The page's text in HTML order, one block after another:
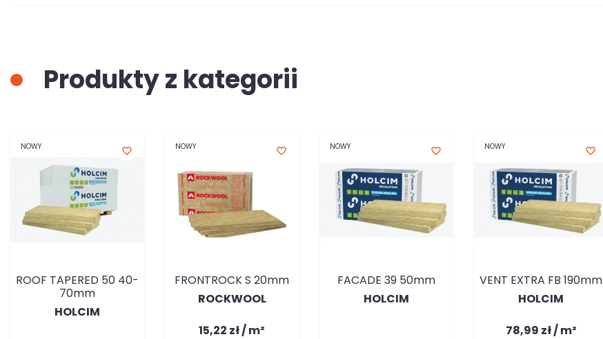
Produkty z kategorii
NOWY favorite_border
ROOF TAPERED 50 40-
70mm
HOLCIM
NOWY favorite_border
FRONTROCK S 20mm
ROCKWOOL
15,22 zł / m²
NOWY favorite_border
FACADE 39 50mm
HOLCIM
NOWY favorite_border
VENT EXTRA FB 190mm
HOLCIM
78,99 zł / m²